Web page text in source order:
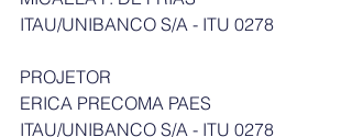
ITAU/UNIBANCO S/A - ITU 0278
PROJETOR
ERICA PRECOMA PAES
ITAU/UNIBANCO S/A - ITU 0278